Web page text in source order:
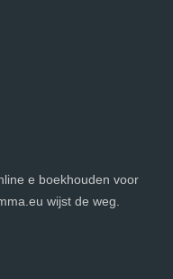
e boekhouden voor
wijst de weg.